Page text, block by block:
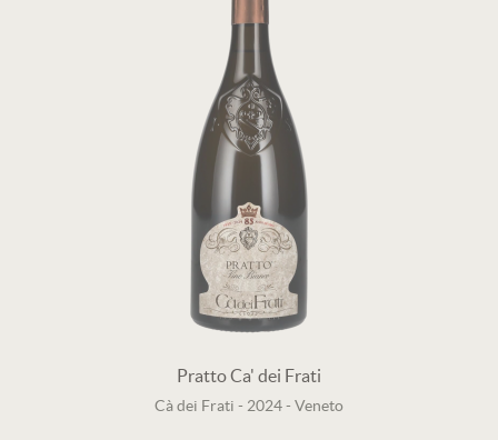
Pratto Ca' dei Frati
Cà dei Frati - 2024- Veneto